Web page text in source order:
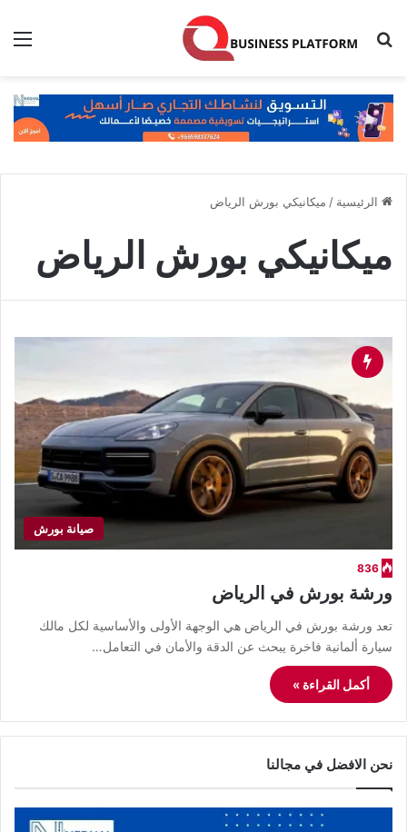
بحث عن
الرئيسية / ميكانيكي بورش الرياض
ميكانيكي بورش الرياض
صيانة بورش
836
ورشة بورش في الرياض
​تعد ورشة بورش في الرياض هي الوجهة الأولى والأساسية لكل مالك
سيارة ألمانية فاخرة يبحث عن الدقة والأمان في التعامل…
أكمل القراءة »
نحن الافضل في مجالنا